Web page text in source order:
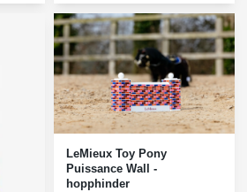
LeMieux Toy Pony
Puissance Wall -
hopphinder